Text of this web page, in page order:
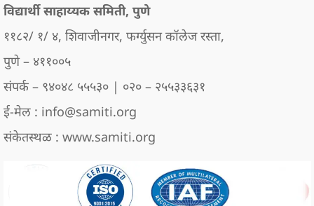
विद्यार्थी साहाय्यक समिती, पुणे
११८२/ १/ ४, शिवाजीनगर, फर्ग्युसन कॉलेज रस्ता,
पुणे – ४११००५
संपर्क – ९४०४८ ५५५३० | ०२० – २५५३३६३१
ई-मेल : info@samiti.org
संकेतस्थळ : www.samiti.org